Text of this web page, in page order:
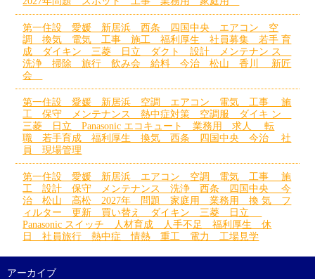
第一住設 愛媛 新居浜 西条 四国中央 エアコン 空
調 換気 電気 工事 施工 福利厚生 社員募集 若手 育
成 ダイキン 三菱 日立 ダクト 設計 メンテナン ス
洗浄 掃除 旅行 飲み会 給料 今治 松山 香川 新匠
会
第一住設 愛媛 新居浜 空調 エアコン 電気 工事 施
工 保守 メンテナンス 熱中症対策 空調服 ダイキ ン
三菱 日立 Panasonic エコキュート 業務用 求人 転
職 若手育成 福利厚生 換気 西条 四国中央 今治 社
員 現場管理
第一住設 愛媛 新居浜 エアコン 空調 電気 工事 施
工 設計 保守 メンテナンス 洗浄 西条 四国中央 今
治 松山 高松 2027年 問題 家庭用 業務用 換 気 フ
ィルター 更新 買い替え ダイキン 三菱 日立
Panasonic スイッチ 人材育成 人手不足 福利厚生 休
日 社員旅行 熱中症 情熱 重工 電力 工場見学
アーカイブ